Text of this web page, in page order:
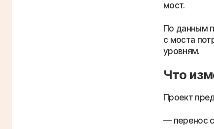
мост.
По данным
с моста
уровням.
Что
Проект
перенос